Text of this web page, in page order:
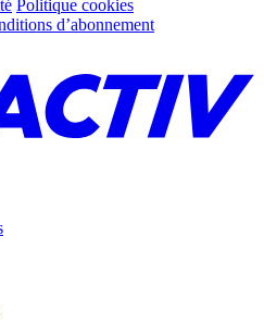
Politique cookies
d’abonnement